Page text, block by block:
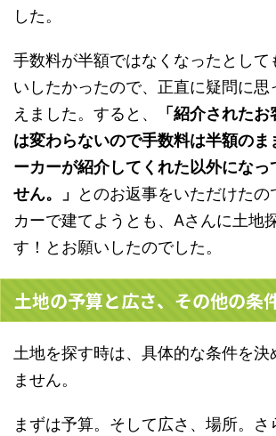
した。
手数料が半額ではなくなったとして
いしたかったので、正直に疑問に思
えました。すると、
「紹介された
は変わらないので手数料は半額のま
ーカーが紹介してくれた以外になっ
せん。」
とのお返事をいただけたの
カーで建てようとも、Aさんに土地
す！とお願いしたのでした。
土地の予算と広さ、その他の条
土地を探す時は、具体的な条件を決
ません。
まずは予算。そして広さ、場所。さ